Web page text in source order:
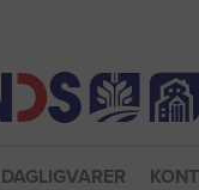
DAGLIGVARER